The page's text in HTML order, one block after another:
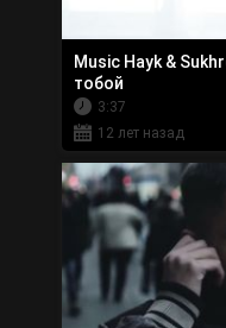
Music Hayk &
тобой
3:37
12 лет назад